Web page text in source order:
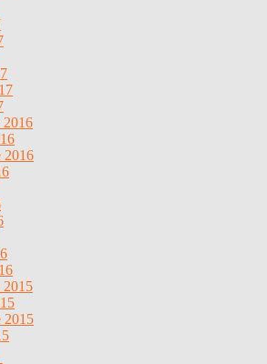
2016
2016
2015
2015